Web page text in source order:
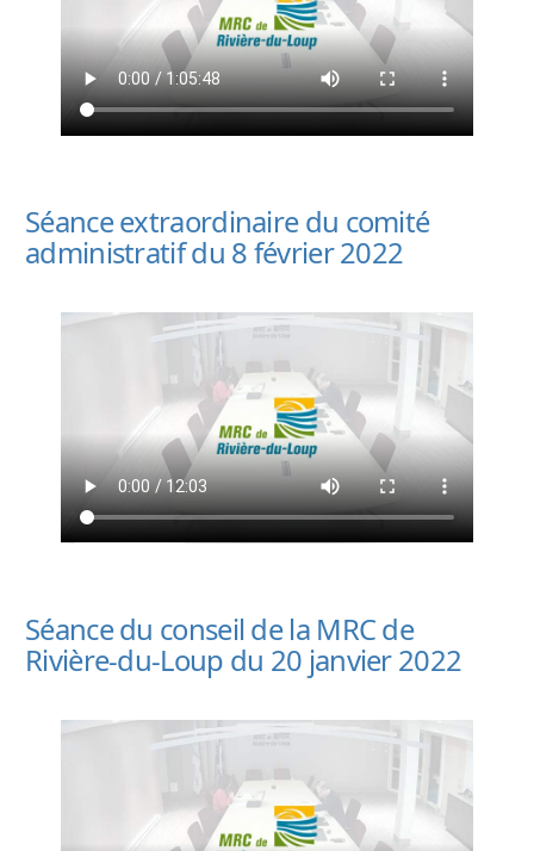
Séance extraordinaire du comité
administratif du 8 février 2022
Séance du conseil de la MRC de
Rivière-du-Loup du 20 janvier 2022